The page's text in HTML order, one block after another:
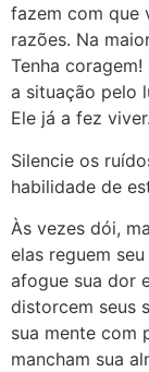
fazem com que
razões. Na
Tenha
a situação pelo
Ele já a fez viver.
Silencie os
habilidade de
Às vezes dói,
elas reguem
afogue sua dor
distorcem seus
sua mente com
mancham sua